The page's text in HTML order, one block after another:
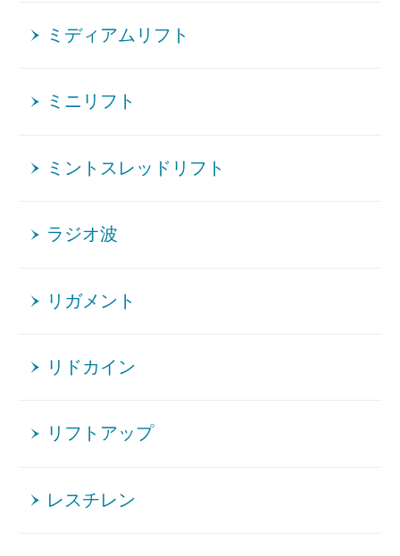
ミディアムリフト
ミニリフト
ミントスレッドリフト
ラジオ波
リガメント
リドカイン
リフトアップ
レスチレン